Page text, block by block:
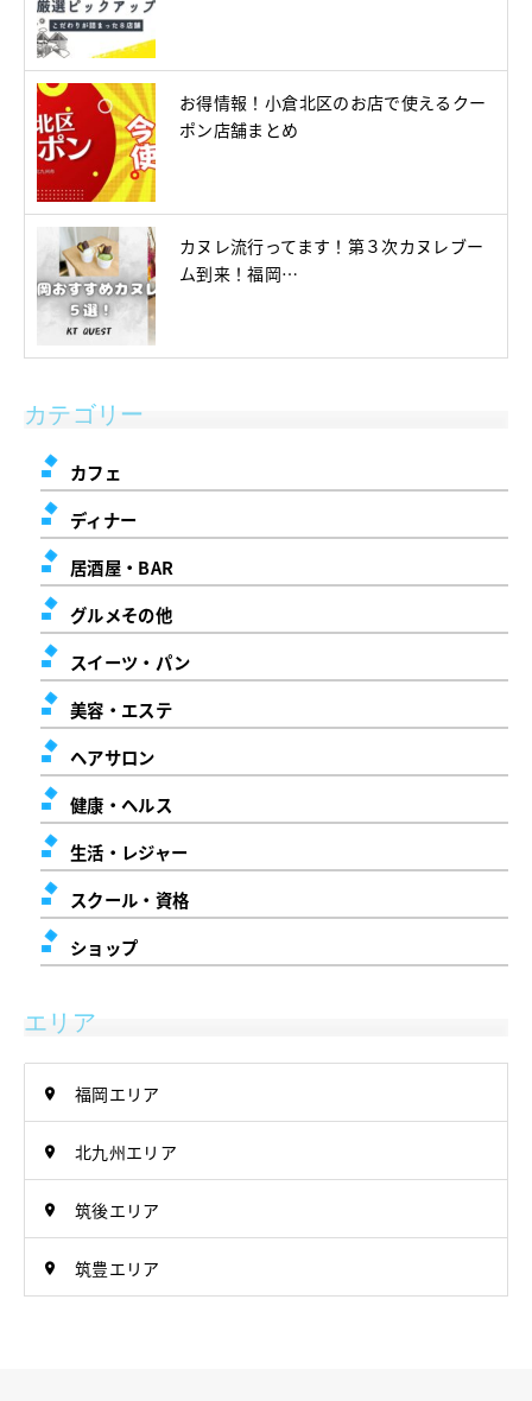
お得情報！小倉北区のお店で使えるクー
ポン店舗まとめ
カヌレ流行ってます！第３次カヌレブー
ム到来！福岡…
カテゴリー
カフェ
ディナー
居酒屋・BAR
グルメその他
スイーツ・パン
美容・エステ
ヘアサロン
健康・ヘルス
生活・レジャー
スクール・資格
ショップ
エリア
福岡エリア
北九州エリア
筑後エリア
筑豊エリア